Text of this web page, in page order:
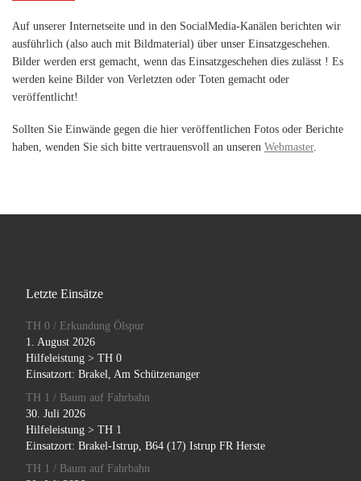
Auf unserer Internetseite und in den SocialMedia-Kanälen berichten wir
ausführlich (also auch mit Bildmaterial) über unser Einsatzgeschehen.
Bilder werden erst gemacht, wenn das Einsatzgeschehen dies zulässt ! Es
werden keine Bilder von Verletzten oder Toten gemacht oder
veröffentlicht!
Sollten Sie Einwände gegen die hier veröffentlichen Fotos oder Berichte
haben, wenden Sie sich bitte vertrauensvoll an unseren Webmaster.
Letzte Einsätze
TH 0 / Erkundung Ölspur
1. August 2026
Hilfeleistung > TH 0
Einsatzort: Brakel, Am Schützenanger
TH 1 / Baum auf Fahrbahn
30. Juli 2026
Hilfeleistung > TH 1
Einsatzort: Brakel-Istrup, B64 (17) Istrup FR Herste
TH 1 / Baum auf Fahrbahn